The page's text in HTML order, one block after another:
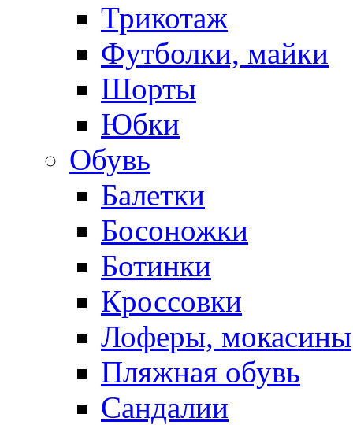
Трикотаж
Футболки, майки
Шорты
Юбки
Обувь
Балетки
Босоножки
Ботинки
Кроссовки
Лоферы, мокасины
Пляжная обувь
Сандалии